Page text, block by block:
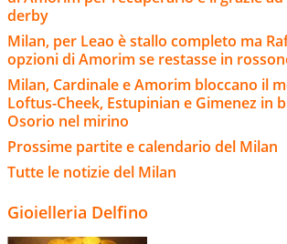
derby
Milan, per Leao è stallo completo ma
opzioni di Amorim se restasse in
Milan, Cardinale e Amorim bloccano il
Loftus-Cheek, Estupinian e Gimenez in
Osorio nel mirino
Prossime partite e calendario del Milan
Tutte le notizie del Milan
Gioielleria Delfino